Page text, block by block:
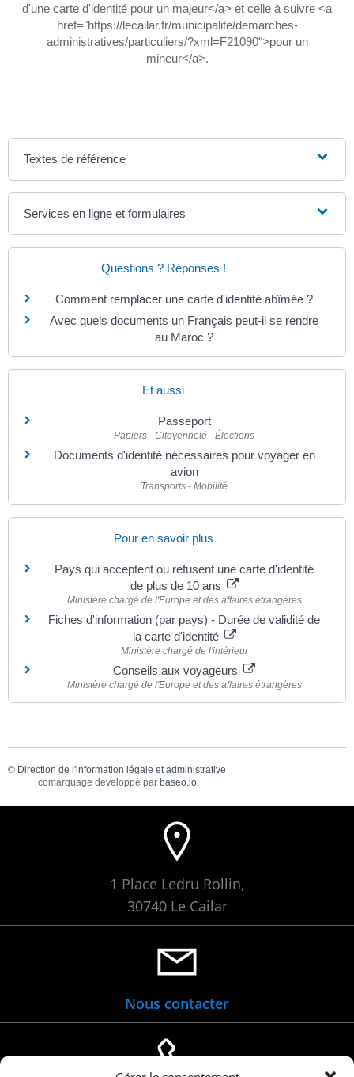
d'une carte d'identité pour un majeur</a> et celle à suivre <a
href="https://lecailar.fr/municipalite/demarches-
administratives/particuliers/?xml=F21090">pour un
mineur</a>.
Textes de référence
Services en ligne et formulaires
Questions ? Réponses !
Comment remplacer une carte d'identité abîmée ?
Avec quels documents un Français peut-il se rendre
au Maroc ?
Et aussi
Passeport
Papiers - Citoyenneté - Élections
Documents d'identité nécessaires pour voyager en
avion
Transports - Mobilité
Pour en savoir plus
Pays qui acceptent ou refusent une carte d'identité
de plus de 10 ans
Ministère chargé de l'Europe et des affaires étrangères
Fiches d'information (par pays) - Durée de validité de
la carte d'identité
Ministère chargé de l'intérieur
Conseils aux voyageurs
Ministère chargé de l'Europe et des affaires étrangères
© Direction de l'information légale et administrative
comarquage developpé par baseo.io
1 Place Ledru Rollin,
30740 Le Cailar
Nous contacter